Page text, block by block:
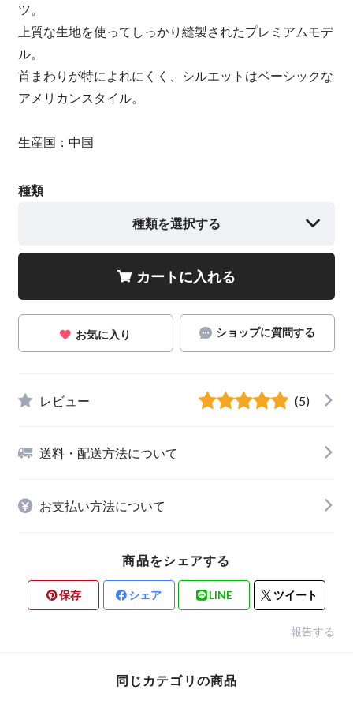
ツ。
上質な生地を使ってしっかり縫製されたプレミアムモデ
ル。
首まわりが特によれにくく、シルエットはベーシックな
アメリカンスタイル。
生産国：中国
種類
種類を選択する
カートに入れる
お気に入り ショップに質問する
レビュー (5)
送料・配送方法について
お支払い方法について
商品をシェアする
保存 シェア LINE ツイート
報告する
同じカテゴリの商品